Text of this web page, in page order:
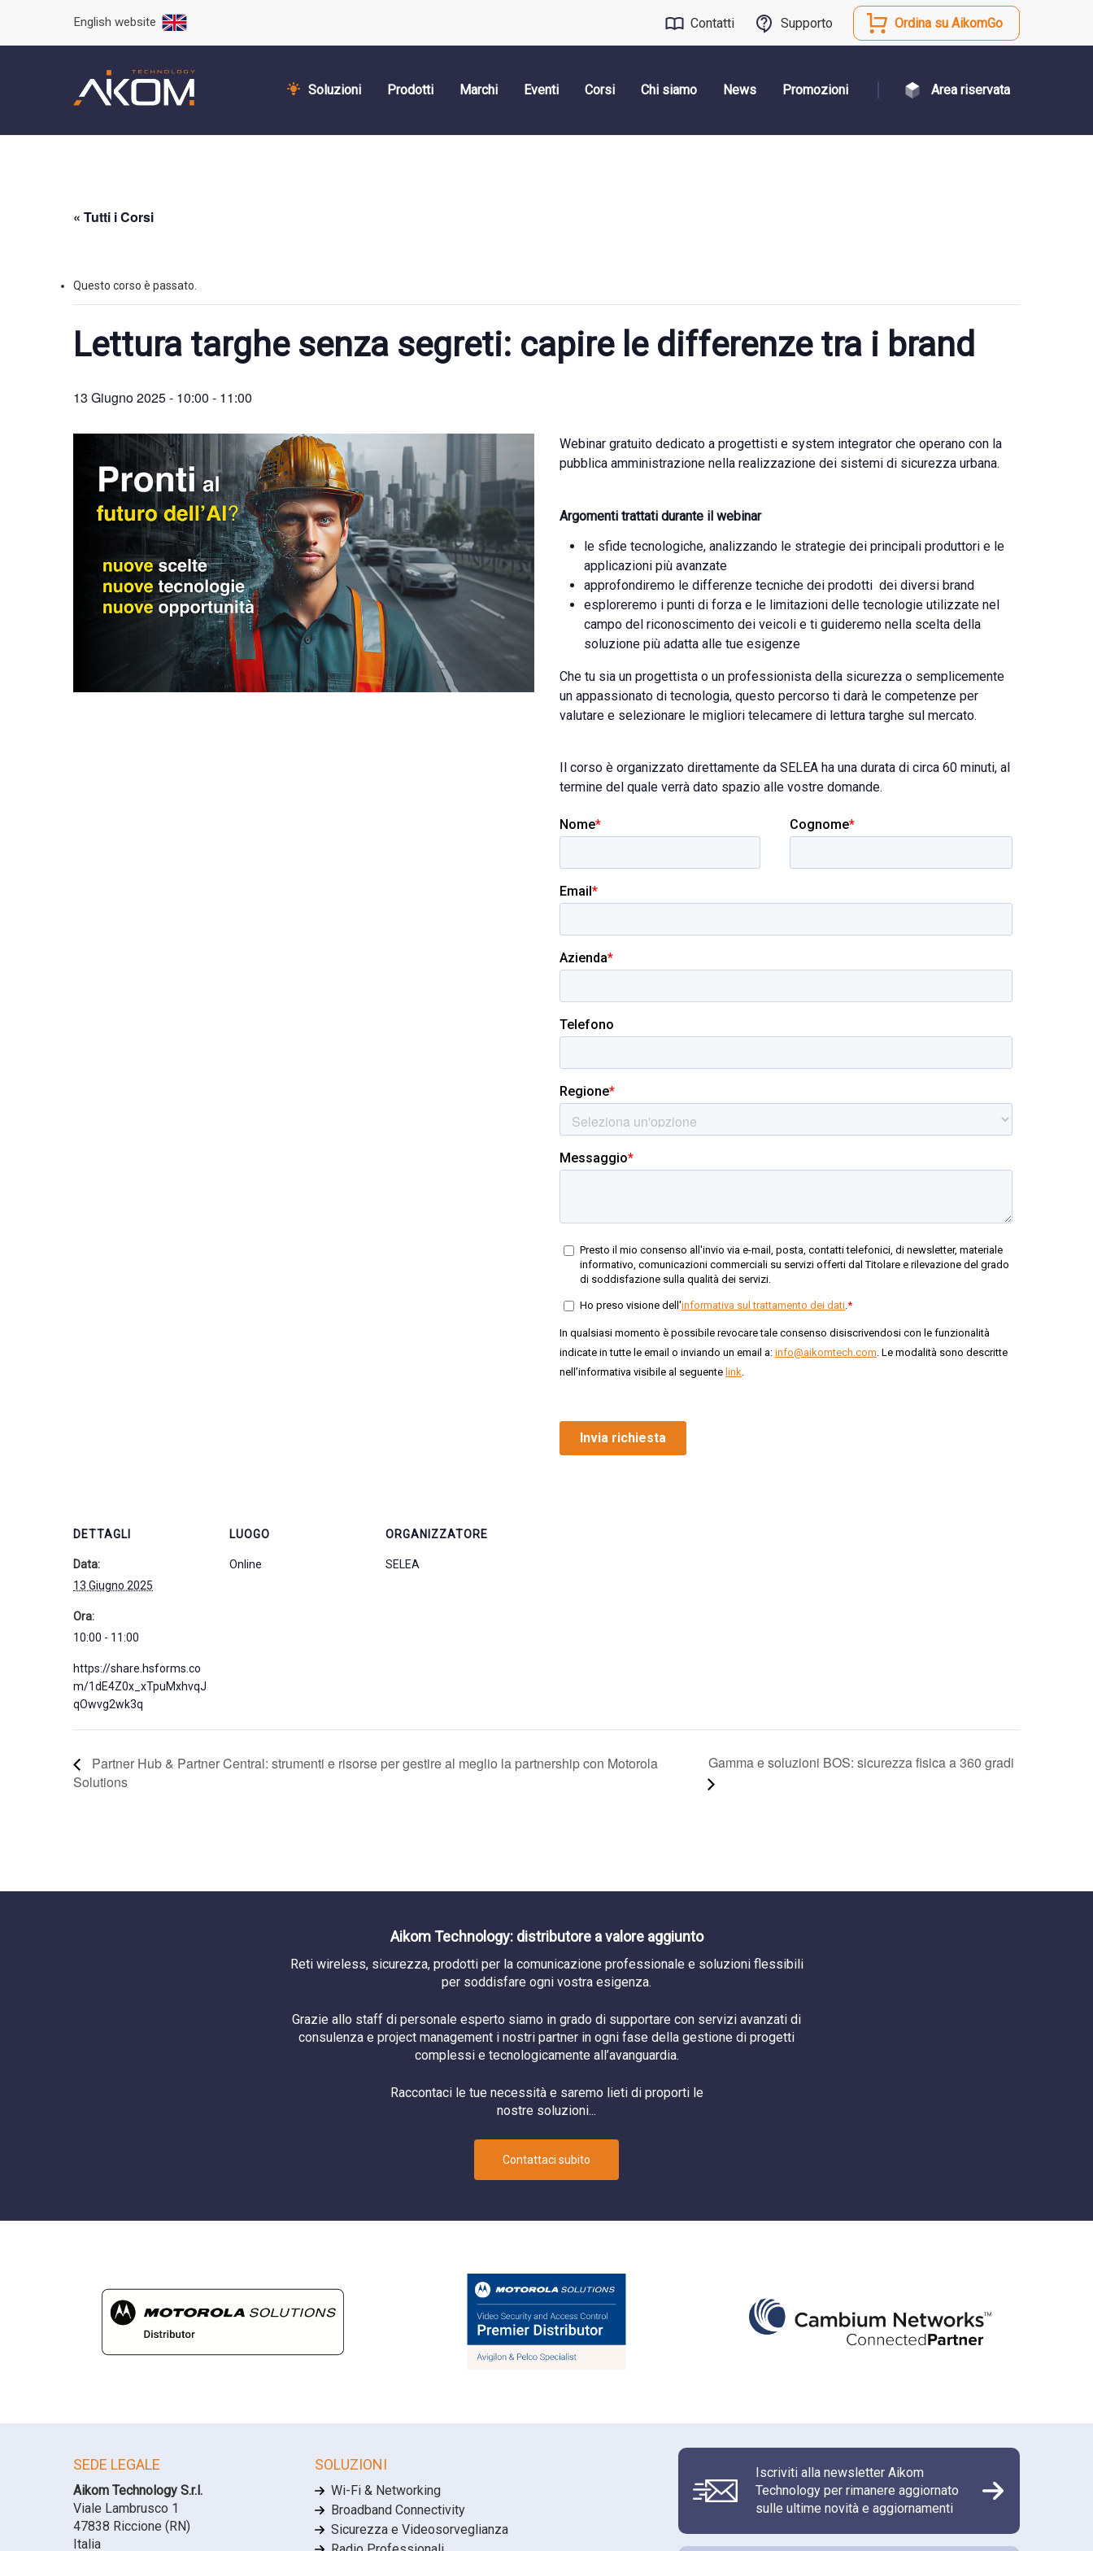
English website Contatti Supporto Ordina su AikomGo
Soluzioni Prodotti Marchi Eventi Corsi Chi siamo News Promozioni Area riservata
« Tutti i Corsi
Questo corso è passato.
Lettura targhe senza segreti: capire le differenze tra i brand
13 Giugno 2025 - 10:00 - 11:00
Webinar gratuito dedicato a progettisti e system integrator che operano con la
pubblica amministrazione nella realizzazione dei sistemi di sicurezza urbana.
Argomenti trattati durante il webinar
le sfide tecnologiche, analizzando le strategie dei principali produttori e le
applicazioni più avanzate
approfondiremo le differenze tecniche dei prodotti dei diversi brand
esploreremo i punti di forza e le limitazioni delle tecnologie utilizzate nel
campo del riconoscimento dei veicoli e ti guideremo nella scelta della
soluzione più adatta alle tue esigenze
Che tu sia un progettista o un professionista della sicurezza o semplicemente
un appassionato di tecnologia, questo percorso ti darà le competenze per
valutare e selezionare le migliori telecamere di lettura targhe sul mercato.
Il corso è organizzato direttamente da SELEA ha una durata di circa 60 minuti, al
termine del quale verrà dato spazio alle vostre domande.
DETTAGLI
Data:
13 Giugno 2025
Ora:
10:00 - 11:00
https://share.hsforms.co
m/1dE4Z0x_xTpuMxhvqJ
qOwvg2wk3q
LUOGO
Online
ORGANIZZATORE
SELEA
Partner Hub & Partner Central: strumenti e risorse per gestire al meglio la partnership con Motorola
Solutions
Gamma e soluzioni BOS: sicurezza fisica a 360 gradi
Aikom Technology: distributore a valore aggiunto
Reti wireless, sicurezza, prodotti per la comunicazione professionale e soluzioni flessibili
per soddisfare ogni vostra esigenza.
Grazie allo staff di personale esperto siamo in grado di supportare con servizi avanzati di
consulenza e project management i nostri partner in ogni fase della gestione di progetti
complessi e tecnologicamente all’avanguardia.
Raccontaci le tue necessità e saremo lieti di proporti le
nostre soluzioni...
Contattaci subito
SEDE LEGALE
Aikom Technology S.r.l.
Viale Lambrusco 1
47838 Riccione (RN)
Italia
SOLUZIONI
Wi-Fi & Networking
Broadband Connectivity
Sicurezza e Videosorveglianza
Iscriviti alla newsletter Aikom
Technology per rimanere aggiornato
sulle ultime novità e aggiornamenti